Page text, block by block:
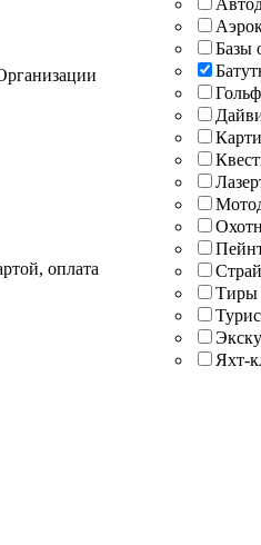
Базы
Тиры
Яхт-
оплата